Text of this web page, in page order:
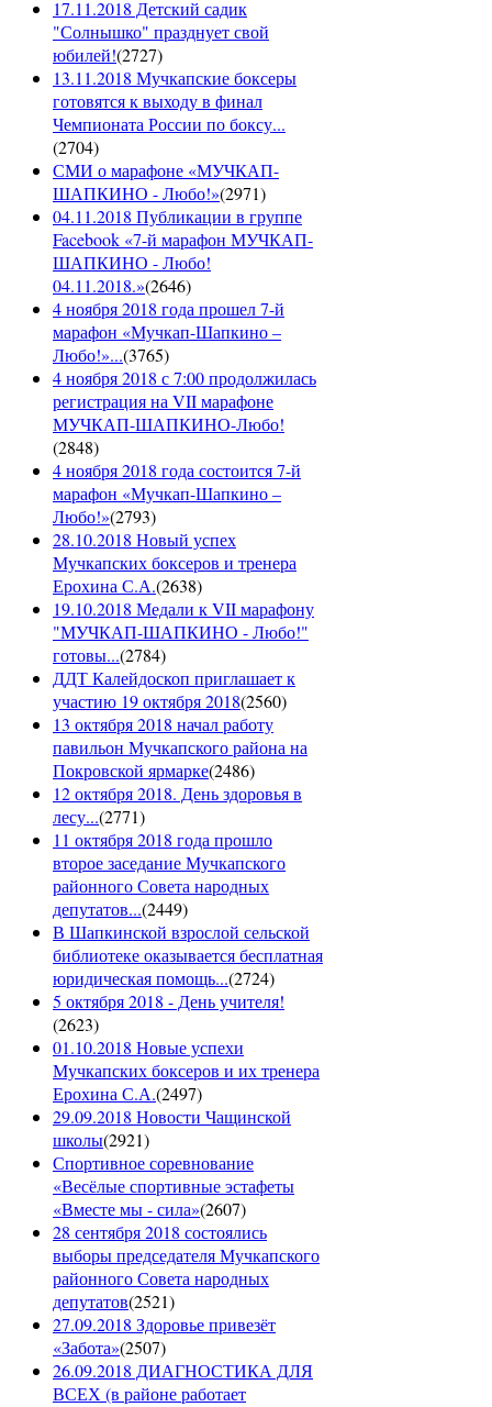
17.11.2018 Детский садик
"Солнышко" празднует свой
юбилей!(2727)
13.11.2018 Мучкапские боксеры
готовятся к выходу в финал
Чемпионата России по боксу...
(2704)
СМИ о марафоне «МУЧКАП-
ШАПКИНО - Любо!»(2971)
04.11.2018 Публикации в группе
Facebook «7-й марафон МУЧКАП-
ШАПКИНО - Любо!
04.11.2018.»(2646)
4 ноября 2018 года прошел 7-й
марафон «Мучкап-Шапкино –
Любо!»...(3765)
4 ноября 2018 с 7:00 продолжилась
регистрация на VII марафоне
МУЧКАП-ШАПКИНО-Любо!
(2848)
4 ноября 2018 года состоится 7-й
марафон «Мучкап-Шапкино –
Любо!»(2793)
28.10.2018 Новый успех
Мучкапских боксеров и тренера
Ерохина С.А.(2638)
19.10.2018 Медали к VII марафону
"МУЧКАП-ШАПКИНО - Любо!"
готовы...(2784)
ДДТ Калейдоскоп приглашает к
участию 19 октября 2018(2560)
13 октября 2018 начал работу
павильон Мучкапского района на
Покровской ярмарке(2486)
12 октября 2018. День здоровья в
лесу...(2771)
11 октября 2018 года прошло
второе заседание Мучкапского
районного Совета народных
депутатов...(2449)
В Шапкинской взрослой сельской
библиотеке оказывается бесплатная
юридическая помощь...(2724)
5 октября 2018 - День учителя!
(2623)
01.10.2018 Новые успехи
Мучкапских боксеров и их тренера
Ерохина С.А.(2497)
29.09.2018 Новости Чащинской
школы(2921)
Спортивное соревнование
«Весёлые спортивные эстафеты
«Вместе мы - сила»(2607)
28 сентября 2018 состоялись
выборы председателя Мучкапского
районного Совета народных
депутатов(2521)
27.09.2018 Здоровье привезёт
«Забота»(2507)
26.09.2018 ДИАГНОСТИКА ДЛЯ
ВСЕХ (в районе работает